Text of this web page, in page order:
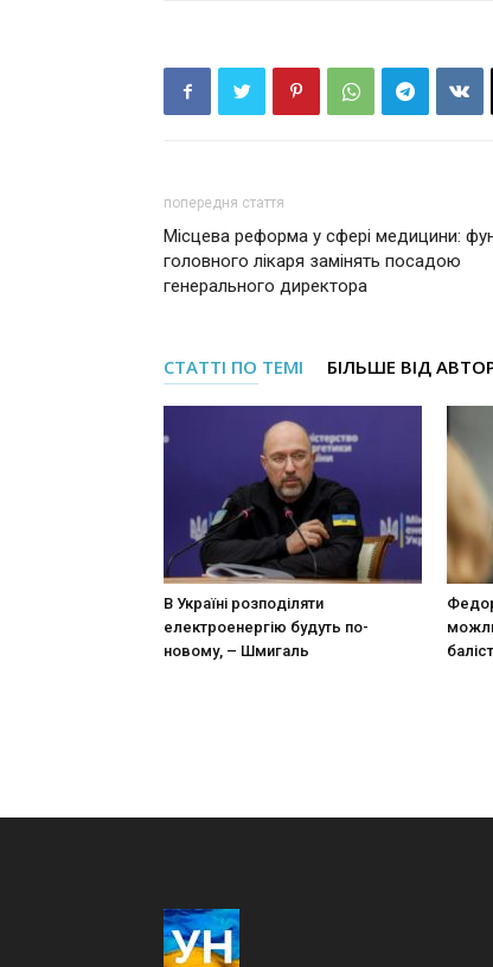
попередня стаття
Місцева реформа у сфері медицини:
головного лікаря замінять посадою
генерального директора
СТАТТІ ПО ТЕМІ БІЛЬШЕ ВІД
В Україні розподіляти
електроенергію будуть по-
новому, – Шмигаль